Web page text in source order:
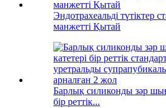
Эндотрахеальді түтіктер
манжетті Қытай
Барлық силиконды зәр
бір реттік...